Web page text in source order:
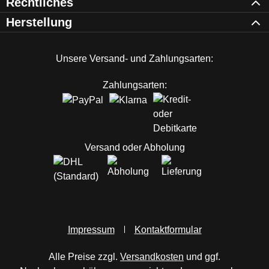
Herstellung
Unsere Versand- und Zahlungsarten:
Zahlungsarten:
Versand oder Abholung
Impressum Kontaktformular
Alle Preise zzgl. Versandkosten und ggf.